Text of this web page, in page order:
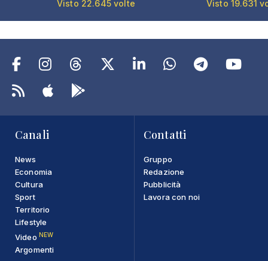
Visto 22.645 volte Visto 19.631
Canali
News
Economia
Cultura
Sport
Territorio
Lifestyle
Video NEW
Argomenti
Contatti
Gruppo
Redazione
Pubblicità
Lavora con noi